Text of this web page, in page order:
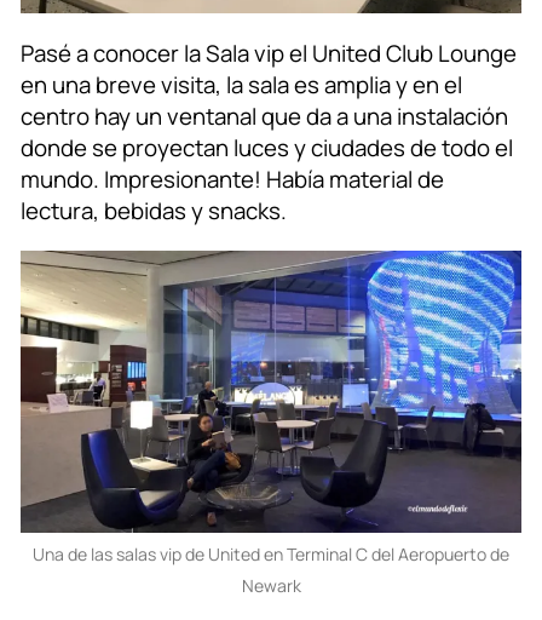
Pasé a conocer la Sala vip el United Club Lounge
en una breve visita, la sala es amplia y en el
centro hay un ventanal que da a una instalación
donde se proyectan luces y ciudades de todo el
mundo. Impresionante! Había material de
lectura, bebidas y snacks.
Una de las salas vip de United en Terminal C del Aeropuerto de
Newark